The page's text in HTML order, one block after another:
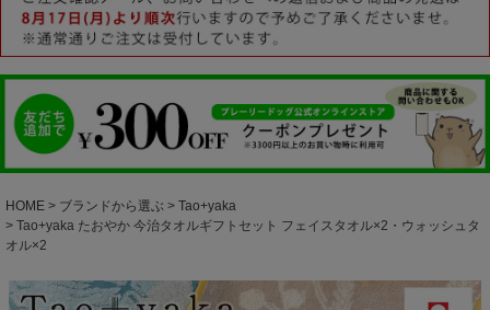
HOME ブランドから選ぶ
Tao+yaka
Tao+yaka たおやか 今治タオルギフトセット フェイスタオル×2・ウォッシュタ
オル×2